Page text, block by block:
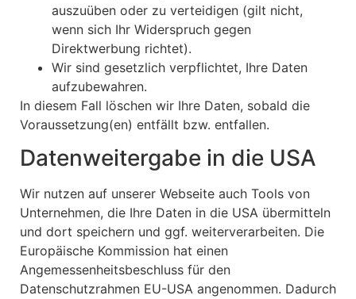
auszuüben oder zu verteidigen (gilt nicht,
wenn sich Ihr Widerspruch gegen
Direktwerbung richtet).
Wir sind gesetzlich verpflichtet, Ihre Daten
aufzubewahren.
In diesem Fall löschen wir Ihre Daten, sobald die
Voraussetzung(en) entfällt bzw. entfallen.
Datenweitergabe in die USA
Wir nutzen auf unserer Webseite auch Tools von
Unternehmen, die Ihre Daten in die USA übermitteln
und dort speichern und ggf. weiterverarbeiten. Die
Europäische Kommission hat einen
Angemessenheitsbeschluss für den
Datenschutzrahmen EU-USA angenommen. Dadurch